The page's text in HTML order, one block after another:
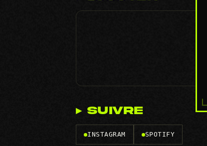
▸ SUIVRE
INSTAGRAM SPOTIFY